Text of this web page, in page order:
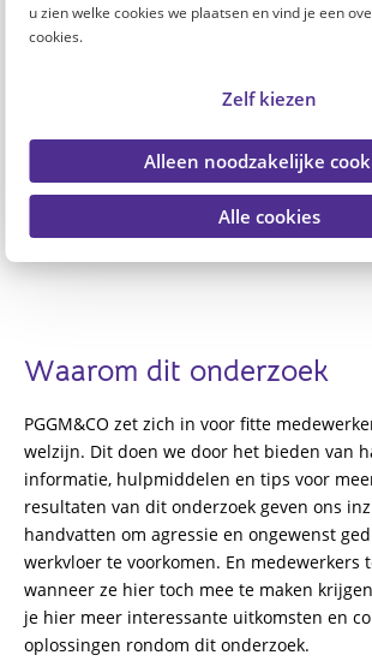
u zien welke cookies we plaatsen en vind je een
cookies.
Zelf kiezen
Alleen noodzakelijke
Alle cookies
Waarom dit onderzoek
PGGM&CO zet zich in voor fitte
welzijn. Dit doen we door het bieden van
informatie, hulpmiddelen en tips voor
resultaten van dit onderzoek geven ons
handvatten om agressie en ongewenst
werkvloer te voorkomen. En medewerkers
wanneer ze hier toch mee te maken
je hier meer interessante uitkomsten en
oplossingen rondom dit onderzoek.